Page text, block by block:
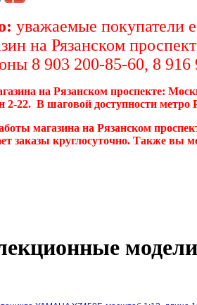
уважаемые покупатели
на Рязанском
8 903 200-85-60, 8 916
на Рязанском проспекте:
2-22. В шаговой доступности метро
магазина на Рязанском
заказы круглосуточно. Также вы